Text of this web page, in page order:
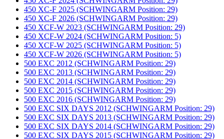
450 XC-F 2025 (SCHWINGARM Position: 29)
450 XC-F 2026 (SCHWINGARM Position: 29)
450 XCF-W 2023 (SCHWINGARM Position: 29)
450 XCF-W 2024 (SCHWINGARM Position: 5)
450 XCF-W 2025 (SCHWINGARM Position: 5)
450 XCF-W 2026 (SCHWINGARM Position: 5)
500 EXC 2012 (SCHWINGARM Position: 29)
500 EXC 2013 (SCHWINGARM Position: 29)
500 EXC 2014 (SCHWINGARM Position: 29)
500 EXC 2015 (SCHWINGARM Position: 29)
500 EXC 2016 (SCHWINGARM Position: 29)
500 EXC SIX DAYS 2012 (SCHWINGARM Position: 29)
500 EXC SIX DAYS 2013 (SCHWINGARM Position: 29)
500 EXC SIX DAYS 2014 (SCHWINGARM Position: 29)
500 EXC SIX DAYS 2015 (SCHWINGARM Position: 29)